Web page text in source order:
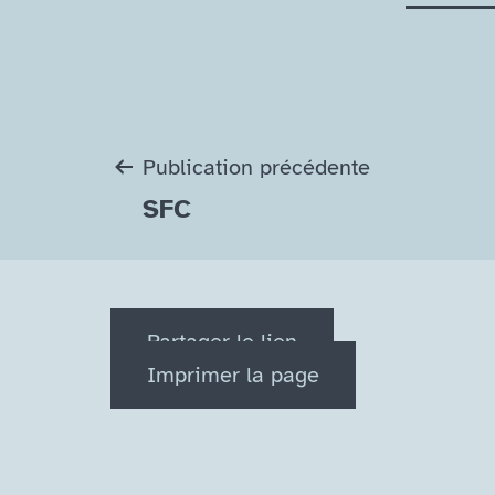
Navigation
l’article
Publication précédente
SFC
Partager le lien
Imprimer la page